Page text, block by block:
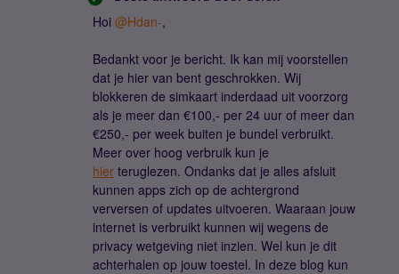
Hoi @Hdan-,
Bedankt voor je bericht. Ik kan mij voorstellen
dat je hier van bent geschrokken. Wij
blokkeren de simkaart inderdaad uit voorzorg
als je meer dan €100,- per 24 uur of meer dan
€250,- per week buiten je bundel verbruikt.
Meer over hoog verbruik kun je
hier teruglezen. Ondanks dat je alles afsluit
kunnen apps zich op de achtergrond
verversen of updates uitvoeren. Waaraan jouw
internet is verbruikt kunnen wij wegens de
privacy wetgeving niet inzien. Wel kun je dit
achterhalen op jouw toestel. In deze blog kun